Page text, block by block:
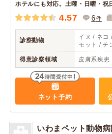
ホテルにも対応。土曜・日曜・祝
4.57 6件
診察動物
イヌ / ネコ
モット / チ
得意診察領域 皮膚系疾患
ネット予約
いわまペット動物